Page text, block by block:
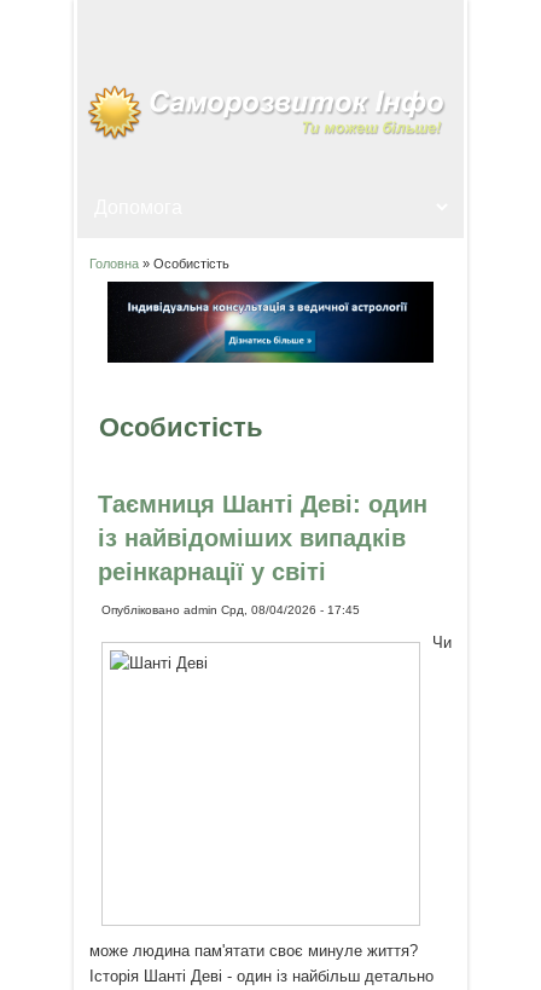
Ви є тут
Головна» Особистість
Особистість
Таємниця Шанті Деві: один
із найвідоміших випадків
реінкарнації у світі
Опублікованоadmin Срд, 08/04/2026 - 17:45
Чи
може людина пам'ятати своє минуле життя?
Історія Шанті Деві - один із найбільш детально